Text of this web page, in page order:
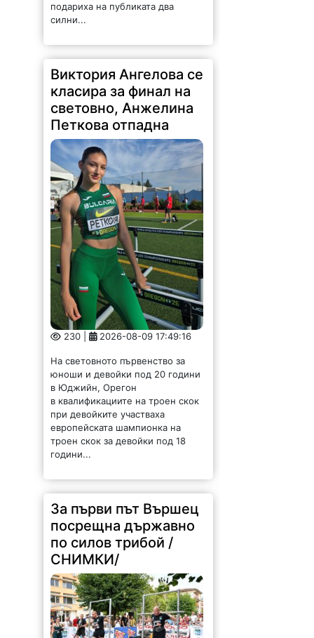
подариха на публиката два
силни...
Виктория Ангелова се
класира за финал на
световно, Анжелина
Петкова отпадна
230 | 2026-08-09 17:49:16
На световното първенство за
юноши и девойки под 20 години
в Юджийн, Орегон
в квалификациите на троен скок
при девойките участваха
европейската шампионка на
троен скок за девойки под 18
години...
За първи път Вършец
посрещна държавно
по силов трибой /
СНИМКИ/